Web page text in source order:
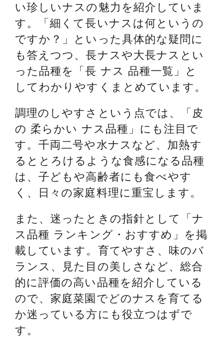
い珍しいナスの魅力を紹介していま
す。「細くて長いナスは何というの
ですか？」といった具体的な疑問に
も答えつつ、長ナスや大長ナスとい
った品種を「長 ナス 品種一覧」と
してわかりやすくまとめています。
調理のしやすさという点では、「皮
の 柔らかい ナス品種」にも注目で
す。千両二号や水ナスなど、加熱す
るととろけるような食感になる品種
は、子どもや高齢者にも食べやす
く、日々の家庭料理に重宝します。
また、迷ったときの指針として「ナ
ス品種 ランキング・おすすめ」を掲
載しています。育てやすさ、味のバ
ランス、見た目の美しさなど、総合
的に評価の高い品種を紹介している
ので、家庭菜園でどのナスを育てる
か迷っている方にも役立つはずで
す。